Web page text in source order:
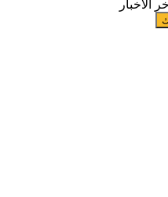
الأخبار